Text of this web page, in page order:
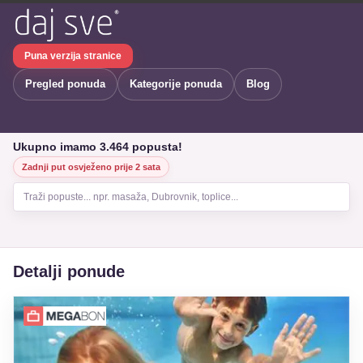
Puna verzija stranice
Pregled ponuda Kategorije ponuda Blog
Ukupno imamo 3.464 popusta!
Zadnji put osvježeno prije 2 sata
Traži popuste... npr. masaža, Dubrovnik, toplice...
Detalji ponude